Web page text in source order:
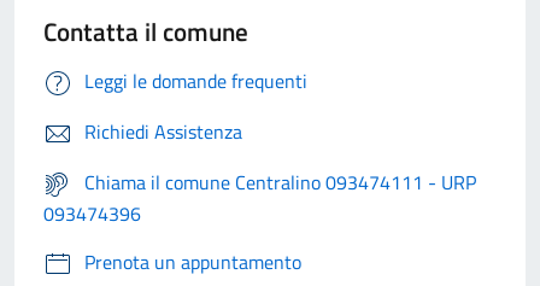
Contatta il comune
Leggi le domande frequenti
Richiedi Assistenza
Chiama il comune Centralino 093474111 - URP
093474396
Prenota un appuntamento